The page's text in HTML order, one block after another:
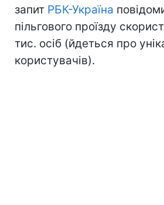
запит РБК-Україна
пільгового проїзду
тис. осіб (йдеться про
користувачів).